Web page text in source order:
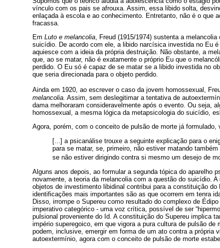
vínculo com os pais se afrouxa. Assim, essa libido solta,
enlaçada à escola e ao conhecimento. Entretanto, não é o que
fracassa.
Em Luto e melancolia, Freud (1915/1974) sustenta a
suicídio. De acordo com ele, a libido narcísica investida no Eu
aquiesce com a ideia da própria destruição. Não obstante, a
que, ao se matar, não é exatamente o próprio Eu que o
perdido. O Eu só é capaz de se matar se a libido investida no
que seria direcionada para o objeto perdido.
Ainda em 1920, ao escrever o caso da jovem homossexual,
melancolia. Assim, sem deslegitimar a tentativa de
dama melhoraram consideravelmente após o evento. Ou seja,
homossexual, a mesma lógica da metapsicologia do suicídio,
Agora, porém, com o conceito de pulsão de morte já formulado,
[...] a psicanálise trouxe a seguinte explicação para o
para se matar, se, primeiro, não estiver matando
se não estiver dirigindo contra si mesmo um desejo de
Alguns anos depois, ao formular a segunda tópica do aparelho
novamente, a teoria da melancolia com a questão do suicídio.
objetos de investimento libidinal contribui para a constituição
identificações mais importantes são as que ocorrem em tenra
Disso, irrompe o Supereu como resultado do complexo de
imperativo categórico - uma voz crítica, possível de ser
pulsional proveniente do Id. A constituição do Supereu implica
império superegoico, em que vigora a pura cultura de pulsão
podem, inclusive, emergir em forma de um ato contra a própria
autoextermínio, agora com o conceito de pulsão de morte